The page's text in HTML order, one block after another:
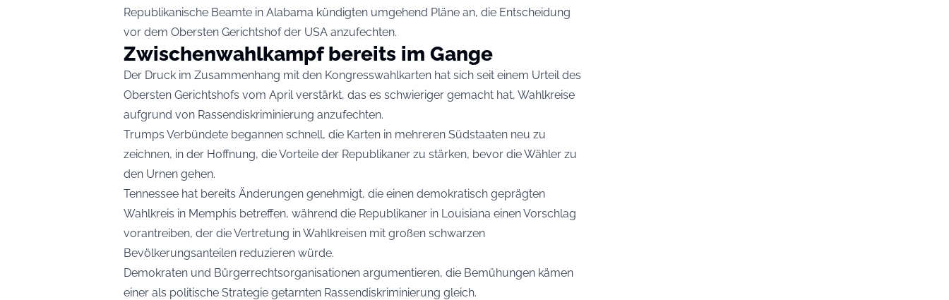
Republikanische Beamte in Alabama kündigten umgehend Pläne an, die Entscheidung
vor dem Obersten Gerichtshof der USA anzufechten.
Zwischenwahlkampf bereits im Gange
Der Druck im Zusammenhang mit den Kongresswahlkarten hat sich seit einem Urteil des
Obersten Gerichtshofs vom April verstärkt, das es schwieriger gemacht hat, Wahlkreise
aufgrund von Rassendiskriminierung anzufechten.
Trumps Verbündete begannen schnell, die Karten in mehreren Südstaaten neu zu
zeichnen, in der Hoffnung, die Vorteile der Republikaner zu stärken, bevor die Wähler zu
den Urnen gehen.
Tennessee hat bereits Änderungen genehmigt, die einen demokratisch geprägten
Wahlkreis in Memphis betreffen, während die Republikaner in Louisiana einen Vorschlag
vorantreiben, der die Vertretung in Wahlkreisen mit großen schwarzen
Bevölkerungsanteilen reduzieren würde.
Demokraten und Bürgerrechtsorganisationen argumentieren, die Bemühungen kämen
einer als politische Strategie getarnten Rassendiskriminierung gleich.